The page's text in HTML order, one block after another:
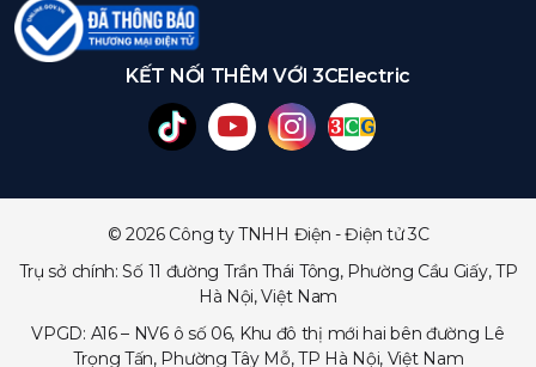
KẾT NỐI THÊM VỚI 3CElectric
© 2026 Công ty TNHH Điện - Điện tử 3C
Trụ sở chính: Số 11 đường Trần Thái Tông, Phường Cầu Giấy, TP
Hà Nội, Việt Nam
VPGD: A16 – NV6 ô số 06, Khu đô thị mới hai bên đường Lê
Trọng Tấn, Phường Tây Mỗ, TP Hà Nội, Việt Nam